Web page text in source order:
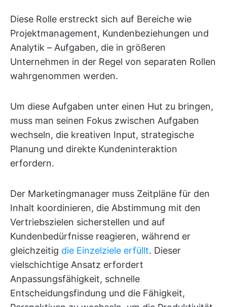
Diese Rolle erstreckt sich auf Bereiche wie
Projektmanagement, Kundenbeziehungen und
Analytik – Aufgaben, die in größeren
Unternehmen in der Regel von separaten Rollen
wahrgenommen werden.
Um diese Aufgaben unter einen Hut zu bringen,
muss man seinen Fokus zwischen Aufgaben
wechseln, die kreativen Input, strategische
Planung und direkte Kundeninteraktion
erfordern.
Der Marketingmanager muss Zeitpläne für den
Inhalt koordinieren, die Abstimmung mit den
Vertriebszielen sicherstellen und auf
Kundenbedürfnisse reagieren, während er
gleichzeitig die Einzelziele erfüllt. Dieser
vielschichtige Ansatz erfordert
Anpassungsfähigkeit, schnelle
Entscheidungsfindung und die Fähigkeit,